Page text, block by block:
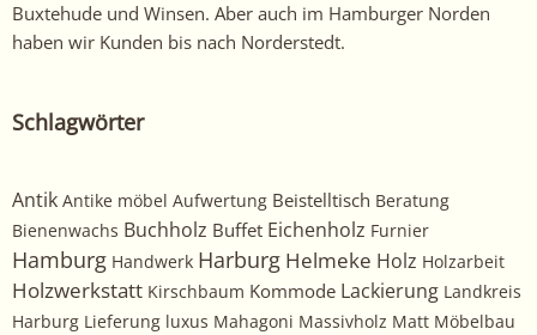
Buxtehude und Winsen. Aber auch im Hamburger Norden
haben wir Kunden bis nach Norderstedt.
Schlagwörter
Antik Antike möbel Aufwertung Beistelltisch Beratung
Bienenwachs Buchholz Buffet Eichenholz Furnier
Hamburg Handwerk Harburg Helmeke Holz Holzarbeit
Holzwerkstatt Kirschbaum Kommode Lackierung Landkreis
Harburg Lieferung luxus Mahagoni Massivholz Matt Möbelbau